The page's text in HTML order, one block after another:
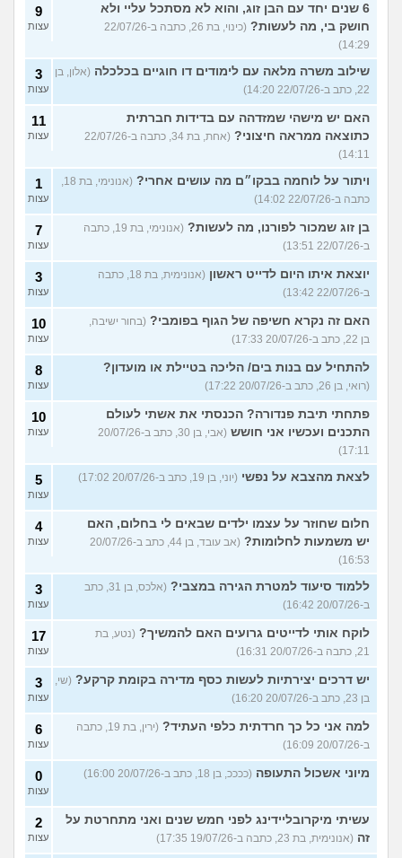
6 שנים יחד עם הבן זוג, והוא לא מסתכל עליי ולא
חושק בי, מה לעשות?
(כינוי, בת 26, כתבה ב-22/07/26
14:29)
9
עצות
שילוב משרה מלאה עם לימודים דו חוגיים בכלכלה (אלון, בן
22, כתב ב-22/07/26 14:20)
3
עצות
האם יש מישהי שמזדהה עם בדידות חברתית
כתוצאה ממראה חיצוני?
(אחת, בת 34, כתבה ב-22/07/26
14:11)
11
עצות
ויתור על לוחמה בבקו״ם מה עושים אחרי?
(אנונימי, בת 18,
כתבה ב-22/07/26 14:02)
1
עצות
בן זוג שמכור לפורנו, מה לעשות?
(אנונימי, בת 19, כתבה
ב-22/07/26 13:51)
7
עצות
יוצאת איתו היום לדייט ראשון
(אנונימית, בת 18, כתבה
ב-22/07/26 13:42)
3
עצות
האם זה נקרא חשיפה של הגוף בפומבי? (בחור ישיבה,
בן 22, כתב ב-20/07/26 17:33)
10
עצות
להתחיל עם בנות בים/ הליכה בטיילת או מועדון?
(רואי, בן 26, כתב ב-20/07/26 17:22)
8
עצות
פתחתי תיבת פנדורה? הכנסתי את אשתי לעולם
התכנים ועכשיו אני חושש
(אבי, בן 30, כתב ב-20/07/26
17:11)
10
עצות
לצאת מהצבא על נפשי (יוני, בן 19, כתב ב-20/07/26 17:02) 5
עצות
חלום שחוזר על עצמו ילדים שבאים לי בחלום, האם
יש משמעות לחלומות?
(אב עובד, בן 44, כתב ב-20/07/26
16:53)
4
עצות
ללמוד סיעוד למטרת הגירה במצבי?
(אלכס, בן 31, כתב
ב-20/07/26 16:42)
3
עצות
לוקח אותי לדייטים גרועים האם להמשיך? (נטע, בת
21, כתבה ב-20/07/26 16:31)
17
עצות
יש דרכים יצירתיות לעשות כסף מדירה בקומת קרקע? (שי,
בן 23, כתב ב-20/07/26 16:20)
3
עצות
למה אני כל כך חרדתית כלפי העתיד?
(ירין, בת 19, כתבה
ב-20/07/26 16:09)
6
עצות
מיוני אשכול התעופה (ככככ, בן 18, כתב ב-20/07/26 16:00) 0
עצות
עשיתי מיקרובליידינג לפני חמש שנים ואני מתחרטת על
זה (אנונימית, בת 23, כתבה ב-19/07/26 17:35)
2
עצות